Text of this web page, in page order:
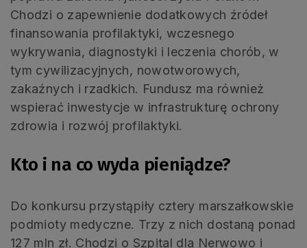
Chodzi o zapewnienie dodatkowych źródeł
finansowania profilaktyki, wczesnego
wykrywania, diagnostyki i leczenia chorób, w
tym cywilizacyjnych, nowotworowych,
zakaźnych i rzadkich. Fundusz ma również
wspierać inwestycje w infrastrukturę ochrony
zdrowia i rozwój profilaktyki.
Kto i na co wyda pieniądze?
Do konkursu przystąpiły cztery marszałkowskie
podmioty medyczne. Trzy z nich dostaną ponad
127 mln zł. Chodzi o Szpital dla Nerwowo i